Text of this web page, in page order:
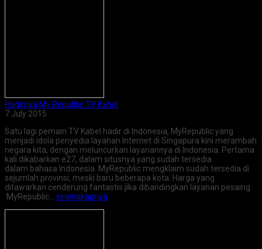
Hadirnya My Republic TV Kabel
7 July 2015
Satu lagi pemain TV Kabel hadir di Indonesia, MyRepublic yang
menjadi idola penyedia layanan Internet di Singapura kini merambah
negara kita, dengan meluncurkan layanannya di Indonesia. Pertama
kali dikabarkan e27, dalam situsnya yang sudah tersedia
dalam bahasa Indonesia. MyRepublic mengklaim sudah tersedia di
sejumlah provinsi, meski baru beberapa kota. Harga yang
ditawarkan cenderung fantastis jika dibandingkan layanan pesaing.
MyRepublic… selengkapnya